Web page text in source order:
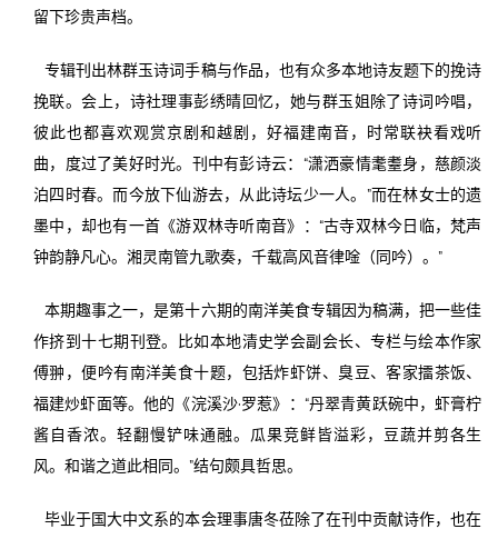
留下珍贵声档。
专辑刊出林群玉诗词手稿与作品，也有众多本地诗友题下的挽诗
挽联。会上，诗社理事彭绣晴回忆，她与群玉姐除了诗词吟唱，
彼此也都喜欢观赏京剧和越剧，好福建南音，时常联袂看戏听
曲，度过了美好时光。刊中有彭诗云：“潇洒豪情耄耋身，慈颜淡
泊四时春。而今放下仙游去，从此诗坛少一人。”而在林女士的遗
墨中，却也有一首《游双林寺听南音》：“古寺双林今日临，梵声
钟韵静凡心。湘灵南管九歌奏，千载高风音律唫（同吟）。”
本期趣事之一，是第十六期的南洋美食专辑因为稿满，把一些佳
作挤到十七期刊登。比如本地清史学会副会长、专栏与绘本作家
傅翀，便吟有南洋美食十题，包括炸虾饼、臭豆、客家擂茶饭、
福建炒虾面等。他的《浣溪沙·罗惹》：“丹翠青黄跃碗中，虾膏柠
酱自香浓。轻翻慢铲味通融。瓜果竞鲜皆溢彩，豆蔬并剪各生
风。和谐之道此相同。”结句颇具哲思。
毕业于国大中文系的本会理事唐冬莅除了在刊中贡献诗作，也在